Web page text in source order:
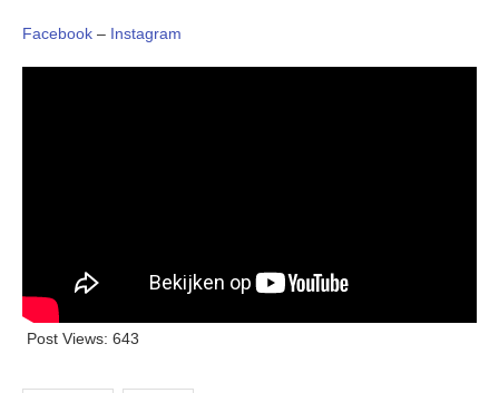
Facebook – Instagram
Post Views: 643